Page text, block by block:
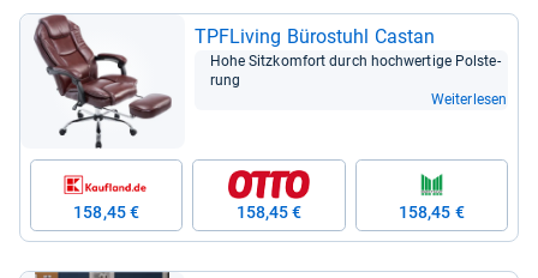
TPFLi­ving Büro­stuhl Cas­tan
Hohe Sitz­kom­fort durch hoch­wer­tige Pols­te­
rung
Weiterlesen
158,45 € 158,45 € 158,45 €